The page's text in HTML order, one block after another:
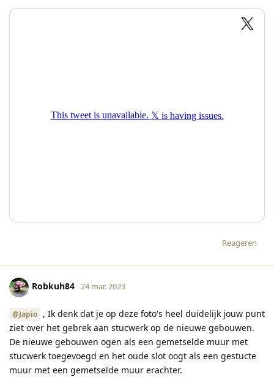
Reageren
Robkuh84 24 mar. 2023
@Japio , Ik denk dat je op deze foto's heel duidelijk jouw punt
ziet over het gebrek aan stucwerk op de nieuwe gebouwen.
De nieuwe gebouwen ogen als een gemetselde muur met
stucwerk toegevoegd en het oude slot oogt als een gestucte
muur met een gemetselde muur erachter.